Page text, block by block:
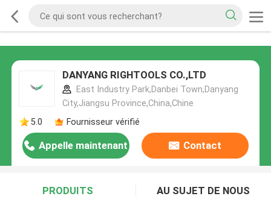
DANYANG RIGHTOOLS CO.,LTD
East Industry Park,Danbei Town,Danyang
City,Jiangsu Province,China,Chine
5.0
Fournisseur vérifié
Appelle maintenant Contact
PRODUITS AU SUJET DE NOUS